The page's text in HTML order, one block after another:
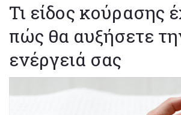
Τι είδος κούρασης
πώς θα αυξήσετε
ενέργειά σας